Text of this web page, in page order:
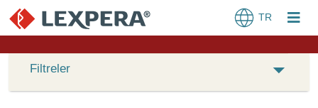
TR
Filtreler